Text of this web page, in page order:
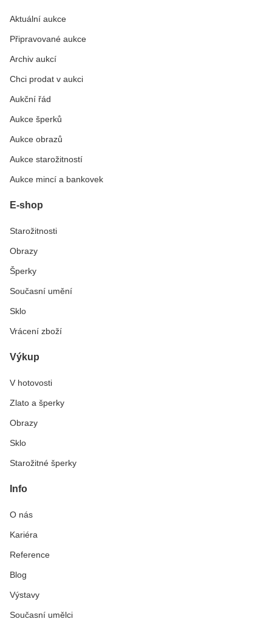
Aktuální aukce
Připravované aukce
Archiv aukcí
Chci prodat v aukci
Aukční řád
Aukce šperků
Aukce obrazů
Aukce starožitností
Aukce mincí a bankovek
E-shop
Starožitnosti
Obrazy
Šperky
Současní umění
Sklo
Vrácení zboží
Výkup
V hotovosti
Zlato a šperky
Obrazy
Sklo
Starožitné šperky
Info
O nás
Kariéra
Reference
Blog
Výstavy
Současní umělci